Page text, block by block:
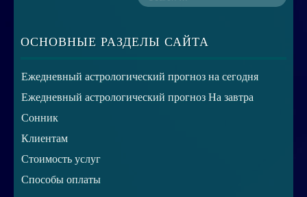
ОСНОВНЫЕ РАЗДЕЛЫ САЙТА
Ежедневный астрологический прогноз на сегодня
Ежедневный астрологический прогноз На завтра
Сонник
Клиентам
Стоимость услуг
Способы оплаты